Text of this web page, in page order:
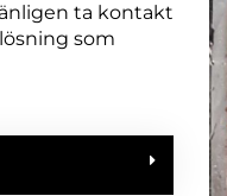
ta kontakt
som